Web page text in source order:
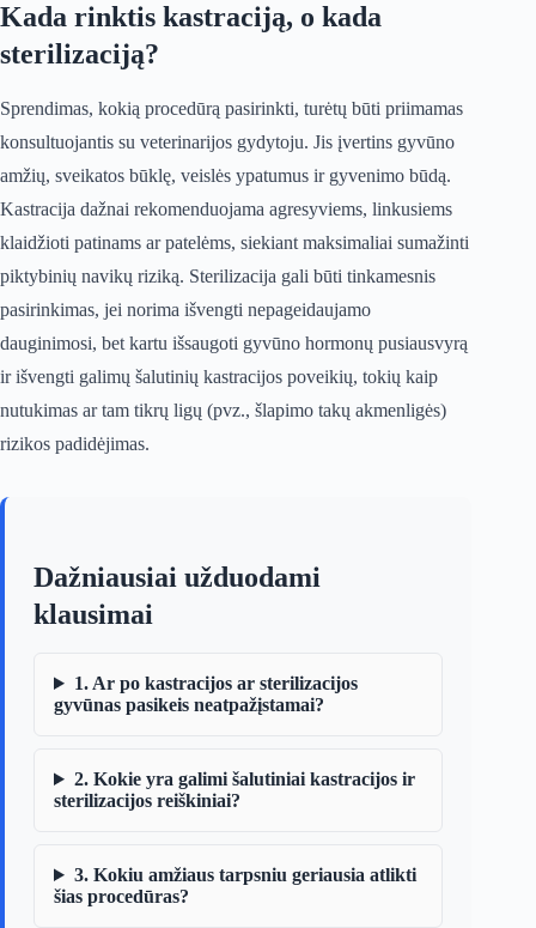
Kada rinktis kastraciją, o kada
sterilizaciją?
Sprendimas, kokią procedūrą pasirinkti, turėtų būti priimamas
konsultuojantis su veterinarijos gydytoju. Jis įvertins gyvūno
amžių, sveikatos būklę, veislės ypatumus ir gyvenimo būdą.
Kastracija dažnai rekomenduojama agresyviems, linkusiems
klaidžioti patinams ar patelėms, siekiant maksimaliai sumažinti
piktybinių navikų riziką. Sterilizacija gali būti tinkamesnis
pasirinkimas, jei norima išvengti nepageidaujamo
dauginimosi, bet kartu išsaugoti gyvūno hormonų pusiausvyrą
ir išvengti galimų šalutinių kastracijos poveikių, tokių kaip
nutukimas ar tam tikrų ligų (pvz., šlapimo takų akmenligės)
rizikos padidėjimas.
Dažniausiai užduodami
klausimai
1. Ar po kastracijos ar sterilizacijos
gyvūnas pasikeis neatpažįstamai?
2. Kokie yra galimi šalutiniai kastracijos ir
sterilizacijos reiškiniai?
3. Kokiu amžiaus tarpsniu geriausia atlikti
šias procedūras?